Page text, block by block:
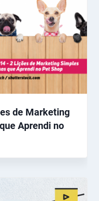
de Marketing
Aprendi no